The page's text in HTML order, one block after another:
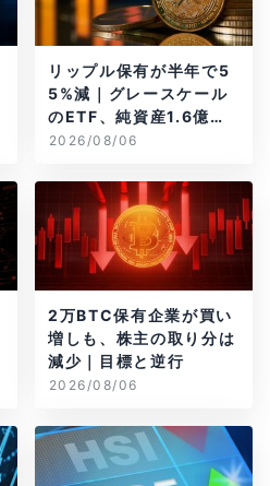
リップル保有が半年で5
5%減｜グレースケール
のETF、純資産1.6億ド
ル減
2026/08/06
2万BTC保有企業が買い
増しも、株主の取り分は
減少｜目標と逆行
2026/08/06